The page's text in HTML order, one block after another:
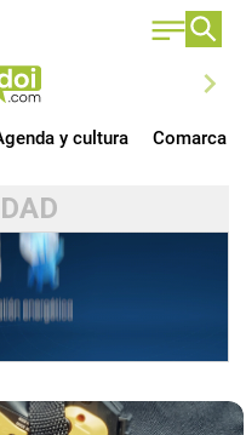
chevron_right
y cultura Comarca